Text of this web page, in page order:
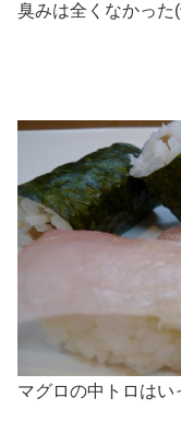
臭みは全くなかった
マグロの中トロはい